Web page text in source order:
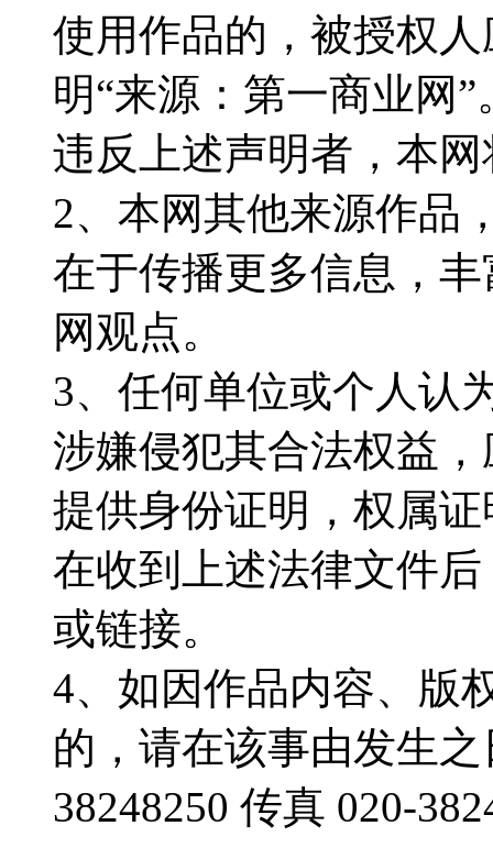
使用作品的，被授权
明“来源：第一商业网”
违反上述声明者，本
2、本网其他来源作品
在于传播更多信息，
网观点。
3、任何单位或个人认
涉嫌侵犯其合法权益
提供身份证明，权属
在收到上述法律文件
或链接。
4、如因作品内容、版
的，请在该事由发生
38248250 传真 020-